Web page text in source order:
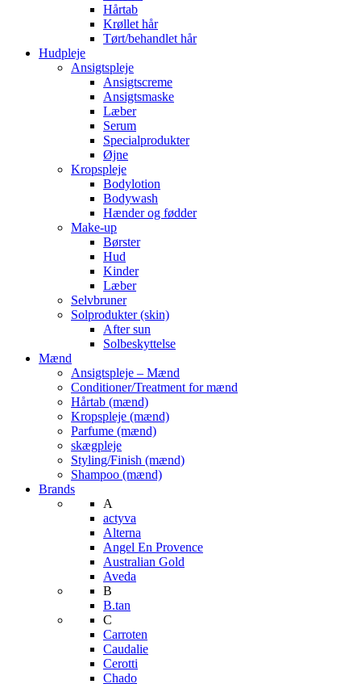
Hårtab
Krøllet hår
Tørt/behandlet hår
Hudpleje
Ansigtspleje
Ansigtscreme
Ansigtsmaske
Læber
Serum
Specialprodukter
Øjne
Kropspleje
Bodylotion
Bodywash
Hænder og fødder
Make-up
Børster
Hud
Kinder
Læber
Selvbruner
Solprodukter (skin)
After sun
Solbeskyttelse
Mænd
Ansigtspleje – Mænd
Conditioner/Treatment for mænd
Hårtab (mænd)
Kropspleje (mænd)
Parfume (mænd)
skægpleje
Styling/Finish (mænd)
Shampoo (mænd)
Brands
A
actyva
Alterna
Angel En Provence
Australian Gold
Aveda
B
B.tan
C
Carroten
Caudalie
Cerotti
Chado